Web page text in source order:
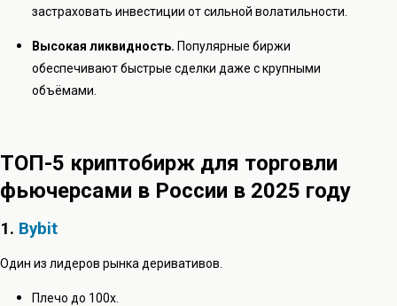
застраховать инвестиции от сильной волатильности.
Высокая ликвидность. Популярные биржи
обеспечивают быстрые сделки даже с крупными
объёмами.
ТОП-5 криптобирж для торговли
фьючерсами в России в 2025 году
1. Bybit
Один из лидеров рынка деривативов.
Плечо до 100х.